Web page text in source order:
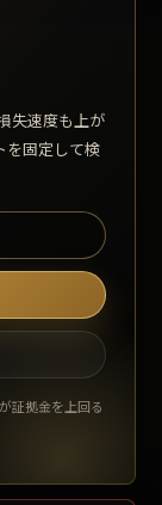
失速度も上が
を固定して検
証拠金を上回る